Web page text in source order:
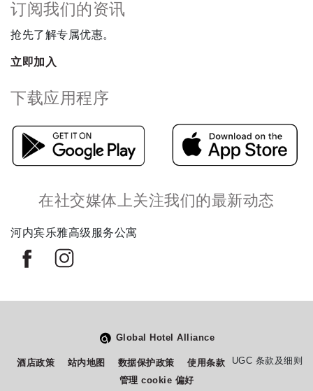
订阅我们的资讯
抢先了解专属优惠。
立即加入
下载应用程序
在社交媒体上关注我们的最新动态
河内宾乐雅高级服务公寓
Global Hotel Alliance
酒店政策 站内地图 数据保护政策 使用条款
UGC 条款及细则
管理 cookie 偏好
您如何评价在本网站的体验?
从